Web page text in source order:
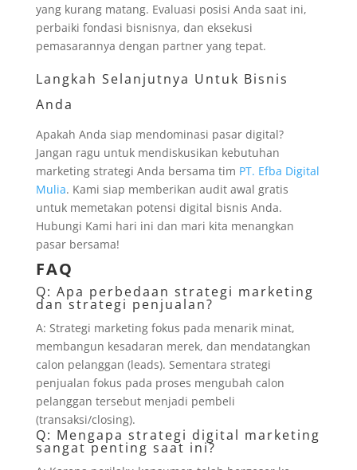
yang kurang matang. Evaluasi posisi Anda saat ini,
perbaiki fondasi bisnisnya, dan eksekusi
pemasarannya dengan partner yang tepat.
Langkah Selanjutnya Untuk Bisnis
Anda
Apakah Anda siap mendominasi pasar digital?
Jangan ragu untuk mendiskusikan kebutuhan
marketing strategi Anda bersama tim PT. Efba Digital
Mulia. Kami siap memberikan audit awal gratis
untuk memetakan potensi digital bisnis Anda.
Hubungi Kami hari ini dan mari kita menangkan
pasar bersama!
FAQ
Q: Apa perbedaan strategi marketing
dan strategi penjualan?
A: Strategi marketing fokus pada menarik minat,
membangun kesadaran merek, dan mendatangkan
calon pelanggan (leads). Sementara strategi
penjualan fokus pada proses mengubah calon
pelanggan tersebut menjadi pembeli
(transaksi/closing).
Q: Mengapa strategi digital marketing
sangat penting saat ini?